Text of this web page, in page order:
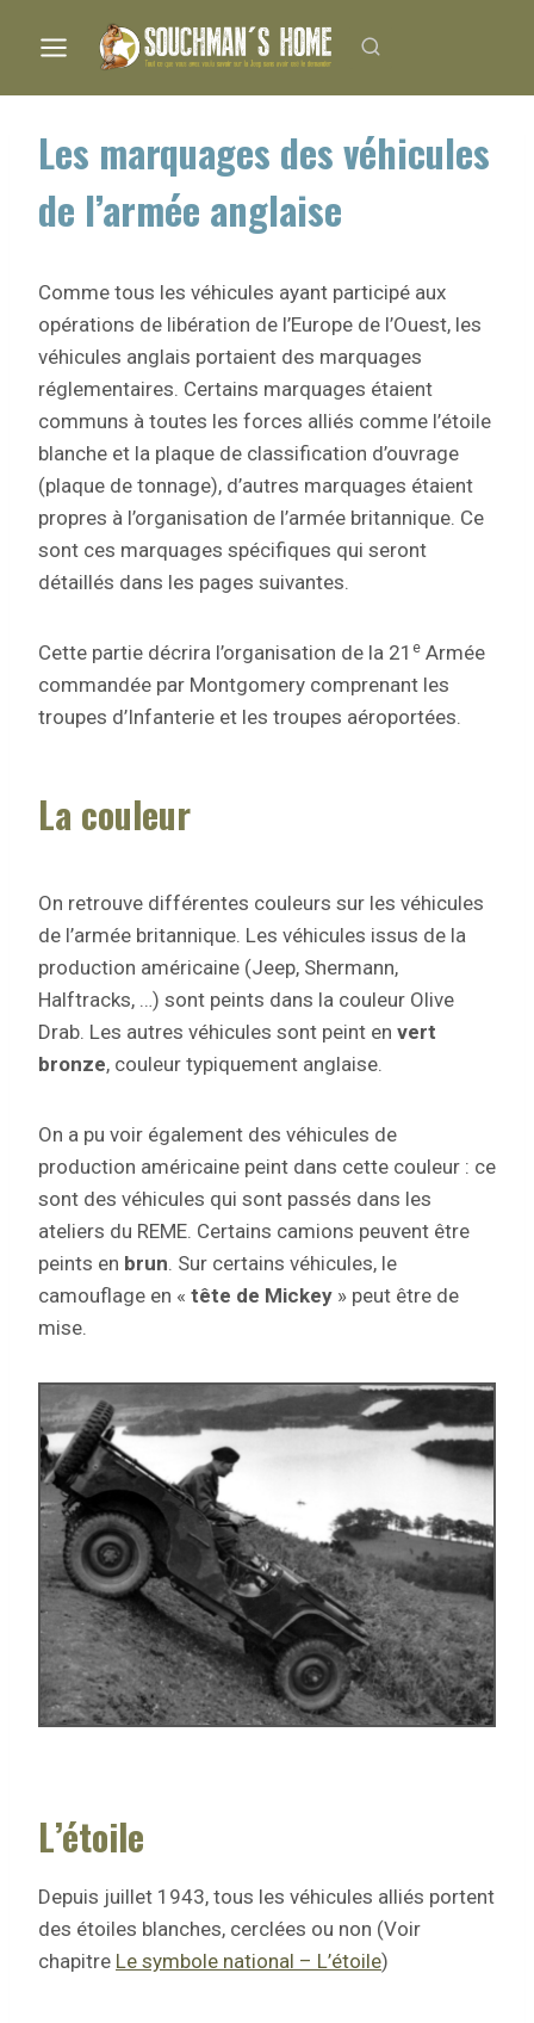
Les marquages des véhicules
de l’armée anglaise
Comme tous les véhicules ayant participé aux
opérations de libération de l’Europe de l’Ouest, les
véhicules anglais portaient des marquages
réglementaires. Certains marquages étaient
communs à toutes les forces alliés comme l’étoile
blanche et la plaque de classification d’ouvrage
(plaque de tonnage), d’autres marquages étaient
propres à l’organisation de l’armée britannique. Ce
sont ces marquages spécifiques qui seront
détaillés dans les pages suivantes.
Cette partie décrira l’organisation de la 21 e Armée
commandée par Montgomery comprenant les
troupes d’Infanterie et les troupes aéroportées.
La couleur
On retrouve différentes couleurs sur les véhicules
de l’armée britannique. Les véhicules issus de la
production américaine (Jeep, Shermann,
Halftracks, …) sont peints dans la couleur Olive
Drab. Les autres véhicules sont peint en vert
bronze, couleur typiquement anglaise.
On a pu voir également des véhicules de
production américaine peint dans cette couleur : ce
sont des véhicules qui sont passés dans les
ateliers du REME. Certains camions peuvent être
peints en brun. Sur certains véhicules, le
camouflage en « tête de Mickey » peut être de
mise.
L’étoile
Depuis juillet 1943, tous les véhicules alliés portent
des étoiles blanches, cerclées ou non (Voir
chapitre Le symbole national – L’étoile)